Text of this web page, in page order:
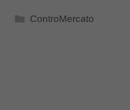
Categorie
ControMercato